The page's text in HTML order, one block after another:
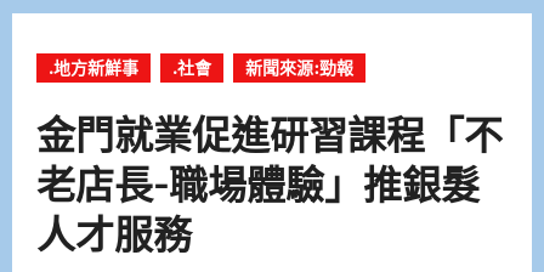
.地方新鮮事 .社會 新聞來源:勁報
金門就業促進研習課程「不
老店長-職場體驗」推銀髮
人才服務